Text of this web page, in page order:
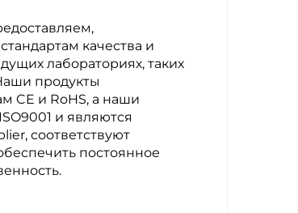
качества и
лабораториях, таких
продукты
CE и RoHS, а наши
и являются
соответствуют
постоянное